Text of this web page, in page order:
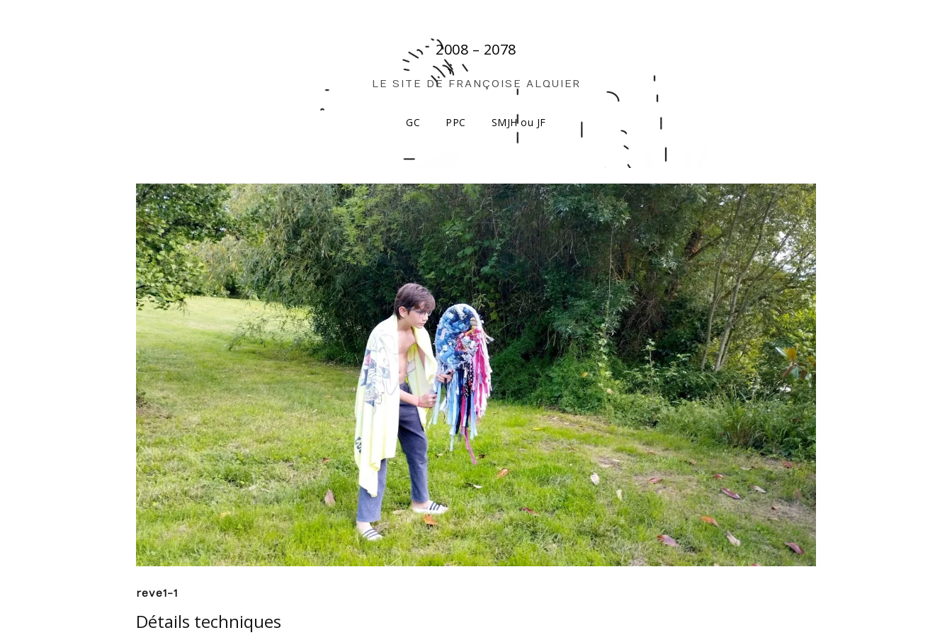
2008 – 2078
LE SITE DE FRANÇOISE ALQUIER
GC PPC SMJH ou JF
reve1-1
Détails techniques